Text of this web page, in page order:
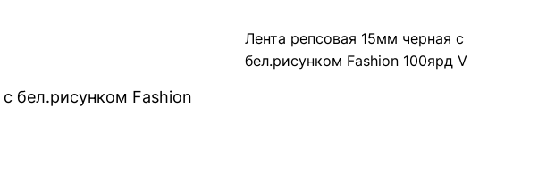
Лента репсовая 15мм черная с
бел.рисунком Fashion 100ярд V